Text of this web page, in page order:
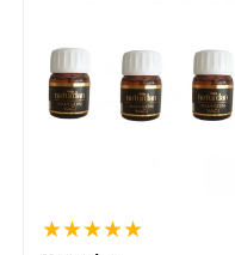
★★★★★